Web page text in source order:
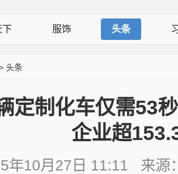
下 服饰 头条
头条
定制化车仅需53
企业超
年10月27日 11:11 来